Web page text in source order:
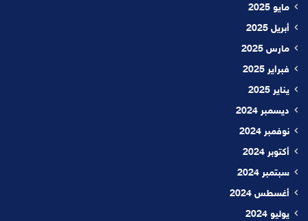
مايو 2025
أبريل 2025
مارس 2025
فبراير 2025
يناير 2025
ديسمبر 2024
نوفمبر 2024
أكتوبر 2024
سبتمبر 2024
أغسطس 2024
يوليو 2024